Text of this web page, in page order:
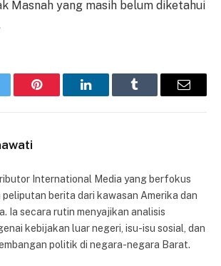
Masnah yang masih belum diketahui
Pinterest LinkedInTumblr Email
International Media yang berfokus
peliputan berita dari kawasan Amerika dan
Ia secara rutin menyajikan analisis
kebijakan luar negeri, isu-isu sosial, dan
politik di negara-negara Barat.